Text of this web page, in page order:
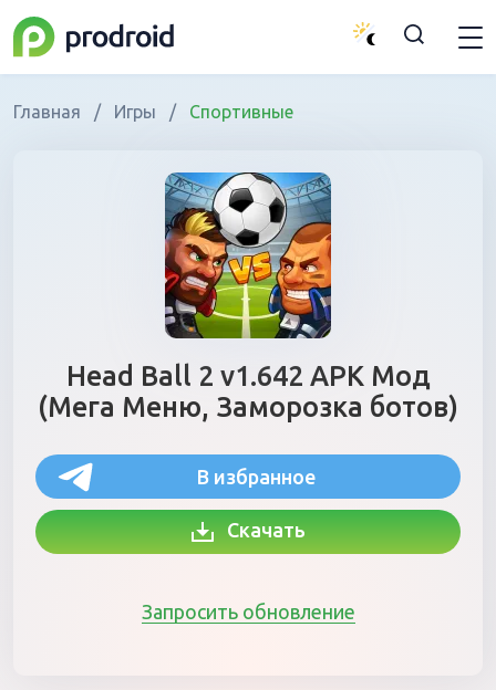
Главная / Игры / Спортивные
Head Ball 2 v1.642 APK Мод
(Мега Меню, Заморозка ботов)
В избранное
Скачать
Запросить обновление